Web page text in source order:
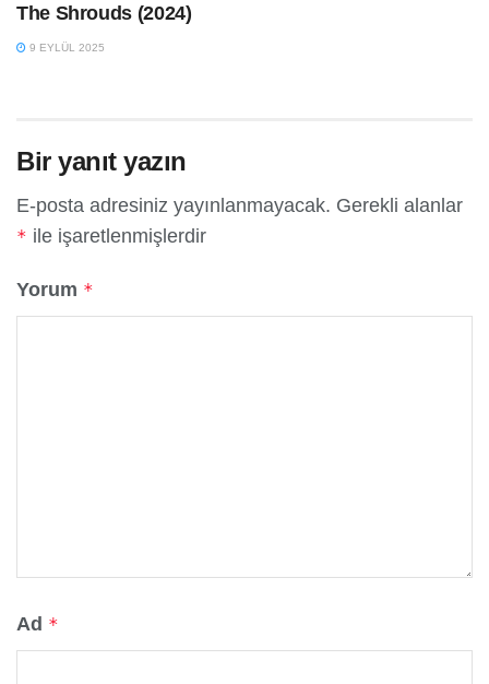
The Shrouds (2024)
9 EYLÜL 2025
Bir yanıt yazın
E-posta adresiniz yayınlanmayacak. Gerekli alanlar
* ile işaretlenmişlerdir
Yorum *
Ad *